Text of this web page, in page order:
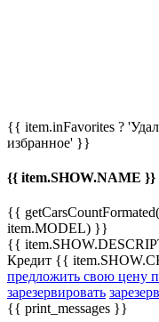
{{ item.inFavorites ?
избранное' }}
{{ item.SHOW.NAME }}
{{
item.MODEL) }}
{{
Кредит {{
предложить свою цену
зарезервировать
{{ print_messages }}